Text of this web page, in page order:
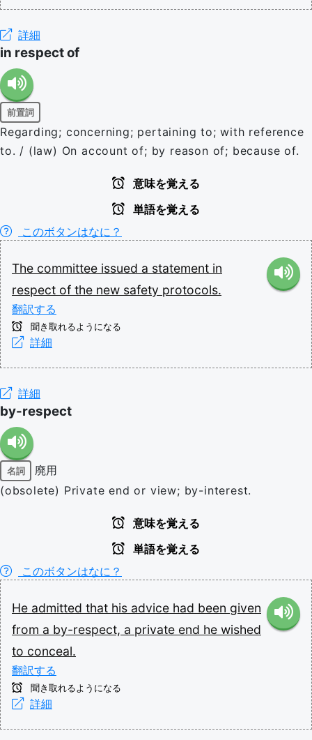
詳細
in respect of
前置詞
Regarding; concerning; pertaining to; with reference
to. / (law) On account of; by reason of; because of.
意味を覚える
単語を覚える
このボタンはなに？
The committee issued a statement in
respect of the new safety protocols.
翻訳する
聞き取れるようになる
詳細
詳細
by-respect
名詞
廃用
(obsolete) Private end or view; by-interest.
意味を覚える
単語を覚える
このボタンはなに？
He admitted that his advice had been given
from a by-respect, a private end he wished
to conceal.
翻訳する
聞き取れるようになる
詳細